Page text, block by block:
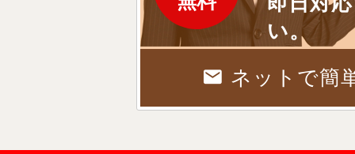
い。
ネットで簡